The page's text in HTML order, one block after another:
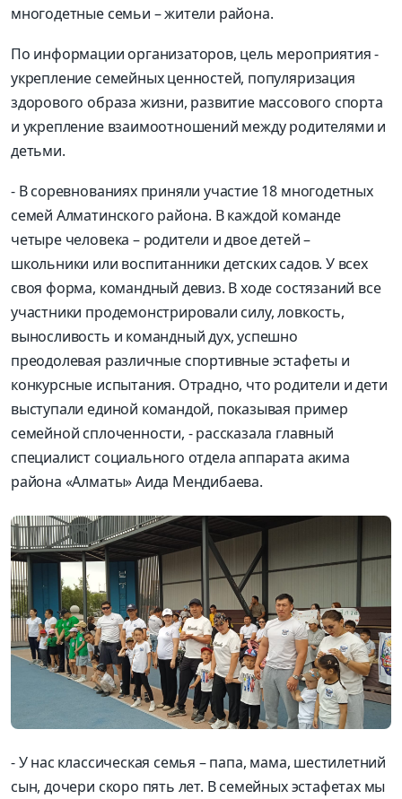
многодетные семьи – жители района.
По информации организаторов, цель мероприятия -
укрепление семейных ценностей, популяризация
здорового образа жизни, развитие массового спорта
и укрепление взаимоотношений между родителями и
детьми.
- В соревнованиях приняли участие 18 многодетных
семей Алматинского района. В каждой команде
четыре человека – родители и двое детей –
школьники или воспитанники детских садов. У всех
своя форма, командный девиз. В ходе состязаний все
участники продемонстрировали силу, ловкость,
выносливость и командный дух, успешно
преодолевая различные спортивные эстафеты и
конкурсные испытания. Отрадно, что родители и дети
выступали единой командой, показывая пример
семейной сплоченности, - рассказала главный
специалист социального отдела аппарата акима
района «Алматы» Аида Мендибаева.
- У нас классическая семья – папа, мама, шестилетний
сын, дочери скоро пять лет. В семейных эстафетах мы